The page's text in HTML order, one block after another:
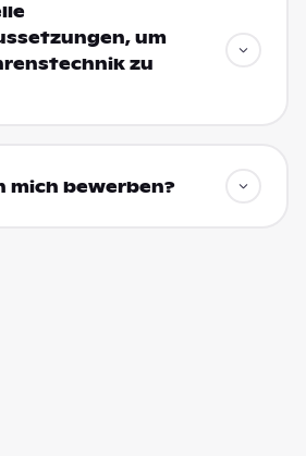
um
zu
mich bewerben?